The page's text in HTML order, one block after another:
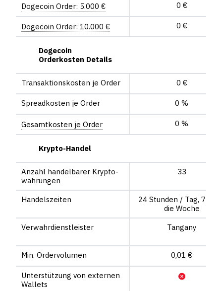
Dogecoin Order: 5.000 € 0 €
Dogecoin Order: 10.000 € 0 €
Dogecoin
Orderkosten Details
Trans­aktions­kosten je Order 0 €
Spread­kosten je Order 0 %
Gesamt­kosten je Order 0 %
Krypto-Handel
Anzahl handel­barer Krypto­
währungen
33
Handelszeiten
24 Stunden / Tag, 7
die Woche
Verwahrdienstleister
Tangany
Min. Ordervolumen 0,01 €
Unterstützung von externen
Wallets